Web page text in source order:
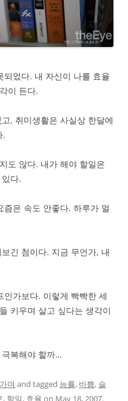
었다. 내 자신이 나를 효율
이 든다.
, 취미생활은 사실상 한달에
.
도 않다. 내가 해야 할일은
다.
은 속도 안좋다. 하루가 멀
긴 첨이다. 지금 무언가, 내
가보다. 이렇게 빡빡한 세
키우며 살고 싶다는 생각이
복해야 할까…
며 and tagged 능률, 바쁨, 슬
, 할일, 효율 on May 18, 2007.